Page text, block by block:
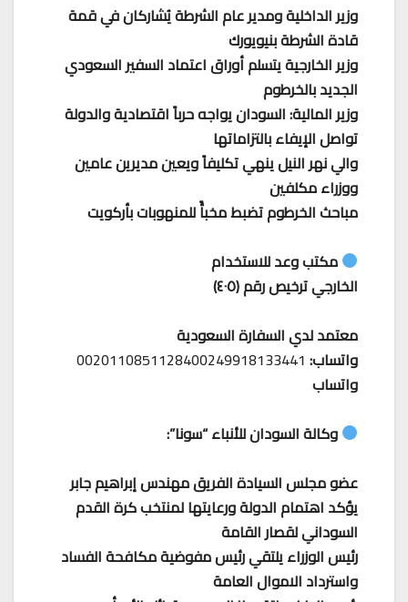
وزير الداخلية ومدير عام الشرطة يُشاركان في قمة
قادة الشرطة بنيويورك
وزير الخارجية يتسلم أوراق اعتماد السفير السعودي
الجديد بالخرطوم
وزير المالية: السودان يواجه حرباً اقتصادية والدولة
تواصل الإيفاء بالتزاماتها
والي نهر النيل ينهي تكليفاً ويعين مديرين عامين
ووزراء مكلفين
مباحث الخرطوم تضبط مخبأً للمنهوبات بأركويت
مكتب وعد للاستخدام
الخارجي ترخيص رقم (٤٠٥)
معتمد لدي السفارة السعودية
واتساب: 0020110851128400249918133441
واتساب
وكالة السودان للأنباء “سونا”:
عضو مجلس السيادة الفريق مهندس إبراهيم جابر
يؤكد اهتمام الدولة ورعايتها لمنتخب كرة القدم
السوداني لقصار القامة
رئيس الوزراء يلتقي رئيس مفوضية مكافحة الفساد
واسترداد الاموال العامة